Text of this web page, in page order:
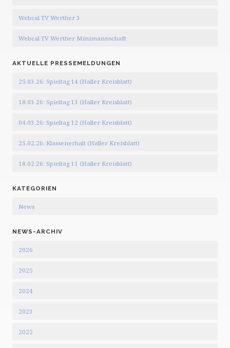
Webcal TV Werther 3
Webcal TV Werther Minimannschaft
AKTUELLE PRESSEMELDUNGEN
25.03.26: Spieltag 14 (Haller Kreisblatt)
18.03.26: Spieltag 13 (Haller Kreisblatt)
04.03.26: Spieltag 12 (Haller Kreisblatt)
25.02.26: Klassenerhalt (Haller Kreisblatt)
18.02.26: Spieltag 11 (Haller Kreisblatt)
KATEGORIEN
News
NEWS-ARCHIV
2026
2025
2024
2023
2022